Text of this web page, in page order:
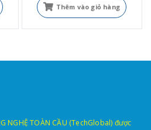
Thêm vào giỏ hàng
NGHỆ TOÀN CẦU (TechGlobal) được